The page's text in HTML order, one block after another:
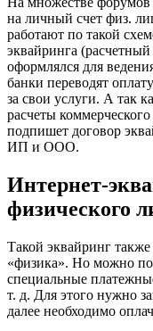
на личный счет физ.
работают по такой
эквайринга
оформлялся для
банки переводят
за свои услуги. А так
расчеты
подпишет договор
ИП и ООО.
Интернет-
физического
Такой эквайринг
«физика». Но можно
специальные
т. д. Для этого нужно
далее необходимо